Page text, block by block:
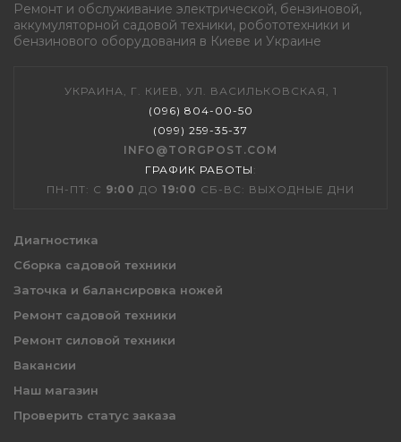
Ремонт и обслуживание электрической, бензиновой,
аккумуляторной садовой техники, робототехники и
бензинового оборудования в Киеве и Украине
УКРАИНА, Г. КИЕВ, УЛ. ВАСИЛЬКОВСКАЯ, 1
(096) 804-00-50
(099) 259-35-37
INFO@TORGPOST.COM
ГРАФИК РАБОТЫ :
ПН-ПТ: С 9:00 ДО 19:00 СБ-ВС: ВЫХОДНЫЕ ДНИ
Диагностика
Сборка садовой техники
Заточка и балансировка ножей
Ремонт садовой техники
Ремонт силовой техники
Вакансии
Наш магазин
Проверить статус заказа